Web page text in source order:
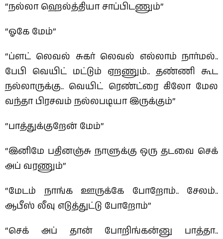
“நல்லா ஹெல்த்தியா சாப்பிடணும்”
“ஓகே மேம்”
“ப்ளட் லெவல் சுகர் லெவல் எல்லாம் நார்மல்..
பேபி வெயிட் மட்டும் ஏறணும்.. தண்ணி கூட
நல்லாருக்கு.. வெயிட் ரெண்ட்ரை கிலோ மேல
வந்தா பிரசவம் நல்லபடியா இருக்கும்”
“பாத்துக்குறேன் மேம்”
“இனிமே பதினஞ்சு நாளுக்கு ஒரு தடவை செக்
அப் வரணும்”
“மேடம் நாங்க ஊருக்கே போறோம்.. சேலம்..
ஆபீஸ் லீவு எடுத்துட்டு போறோம்”
“செக் அப் தான் போறிங்கன்னு பாத்தா..